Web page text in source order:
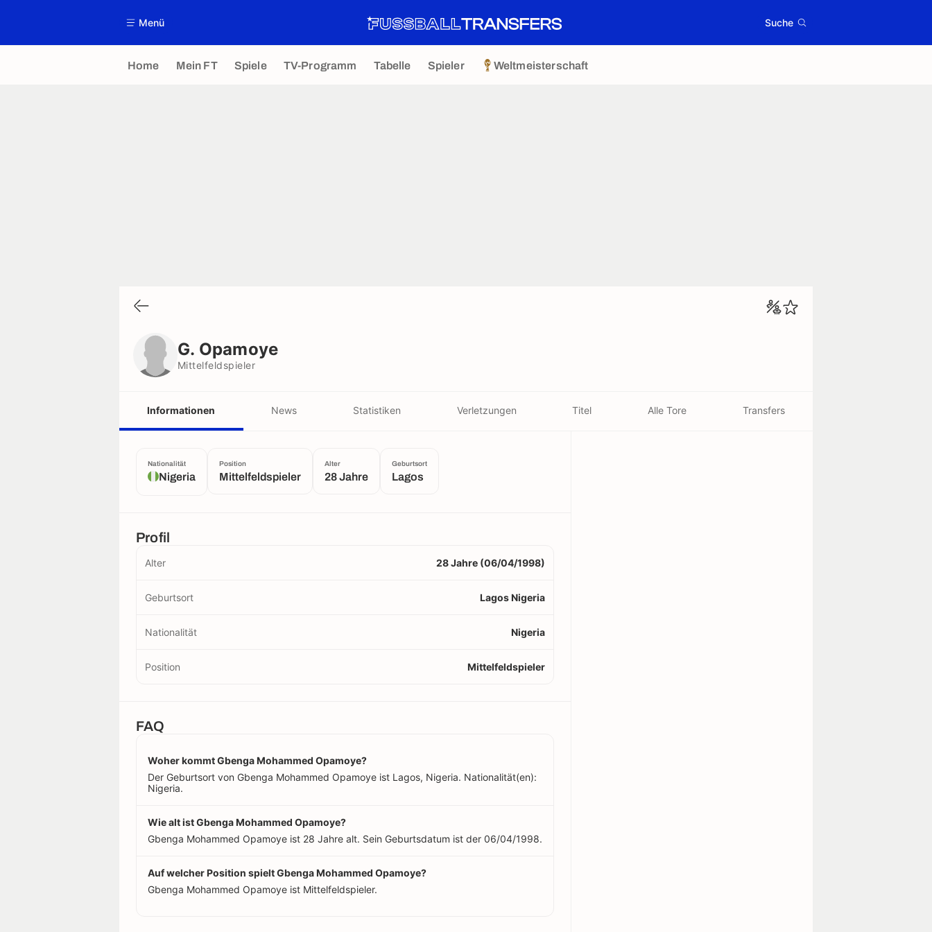
Menü Suche
Home Mein FT Spiele TV-Programm Tabelle Spieler Weltmeisterschaft
G. Opamoye
Mittelfeldspieler
Informationen News Statistiken Verletzungen Titel Alle Tore Transfers
Nationalität
Nigeria
Position
Mittelfeldspieler
Alter
28 Jahre
Geburtsort
Lagos
Profil
Alter 28 Jahre (06/04/1998)
Geburtsort Lagos Nigeria
Nationalität Nigeria
Position Mittelfeldspieler
FAQ
Woher kommt Gbenga Mohammed Opamoye?
Der Geburtsort von Gbenga Mohammed Opamoye ist Lagos, Nigeria. Nationalität(en):
Nigeria.
Wie alt ist Gbenga Mohammed Opamoye?
Gbenga Mohammed Opamoye ist 28 Jahre alt. Sein Geburtsdatum ist der 06/04/1998.
Auf welcher Position spielt Gbenga Mohammed Opamoye?
Gbenga Mohammed Opamoye ist Mittelfeldspieler.